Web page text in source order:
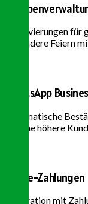
Reservierungen
besondere Feiern
WhatsApp
Automatische
für eine höhere
Online-Zahlungen
Integration mit